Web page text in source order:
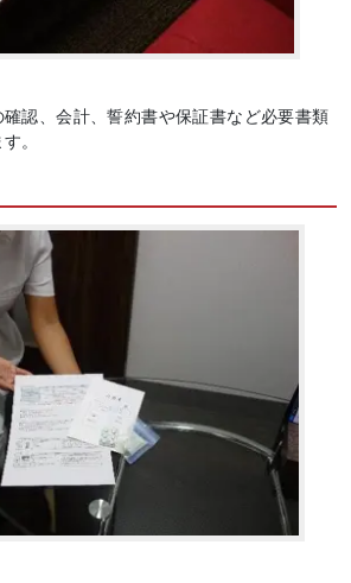
認、会計、誓約書や保証書など必要書類
。